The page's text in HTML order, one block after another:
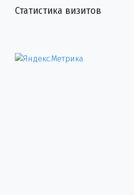
Статистика визитов